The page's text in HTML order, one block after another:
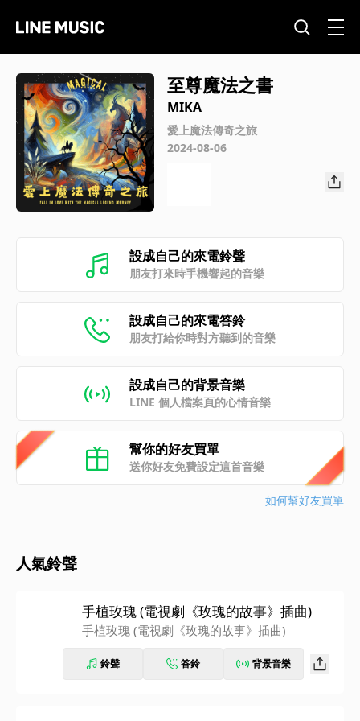
至尊魔法之書
MIKA
愛上魔法傳奇之旅
2024-08-06
設成自己的來電鈴聲
朋友打來時手機響起的音樂
設成自己的來電答鈴
朋友打給你時對方聽到的音樂
設成自己的背景音樂
LINE 個人檔案頁的心情音樂
幫你的好友買單
送你好友免費設定這首音樂
如何幫好友買單
人氣鈴聲
手植玫瑰 (電視劇《玫瑰的故事》插曲)
手植玫瑰 (電視劇《玫瑰的故事》插曲)
鈴聲 答鈴 背景音樂